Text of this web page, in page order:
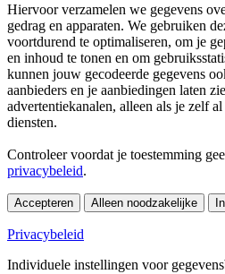
Hiervoor verzamelen we gegevens
gedrag en apparaten. We gebruiken
voortdurend te optimaliseren, om je
en inhoud te tonen en om
kunnen jouw gecodeerde gegevens
aanbieders en je aanbiedingen laten
advertentiekanalen, alleen als je zelf
diensten.
Controleer voordat je toestemming
privacybeleid.
Accepteren Alleen noodzakelijke
Privacybeleid
Individuele instellingen voor